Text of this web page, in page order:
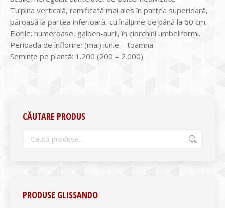
Tulpina verticală, ramificată mai ales în partea superioară,
păroasă la partea inferioară, cu înălţime de până la 60 cm.
Florile: numeroase, galben-aurii, în ciorchini umbeliformi.
Perioada de înflorire: (mai) iunie – toamna
Seminţe pe plantă: 1.200 (200 – 2.000)
CĂUTARE PRODUS
PRODUSE GLISSANDO